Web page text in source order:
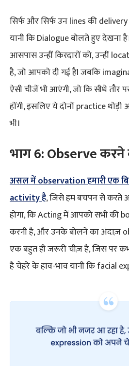
सिर्फ और सिर्फ उन lines की
यानी कि Dialogue बोलते हुए देखना
आसपास उन्हीं किरदारों को, उन्हीं
है, जो आपको दी गई हैI जबकि
ऐसी चीजें भी आएंगी, जो कि सीधे तौर
होंगी, इसलिए ये दोनों practice
भी।
भाग 6:Observe करने
असल में observation हमारी एक
activity है, जिसे हम बचपन से
होगा, कि Acting में आपको सभी की
करनी है, और उनके बोलने का अंदाज़
एक बहुत ही जरूरी चीज़ है, जिस पर
है चेहरे के हाव-भाव यानी कि facial